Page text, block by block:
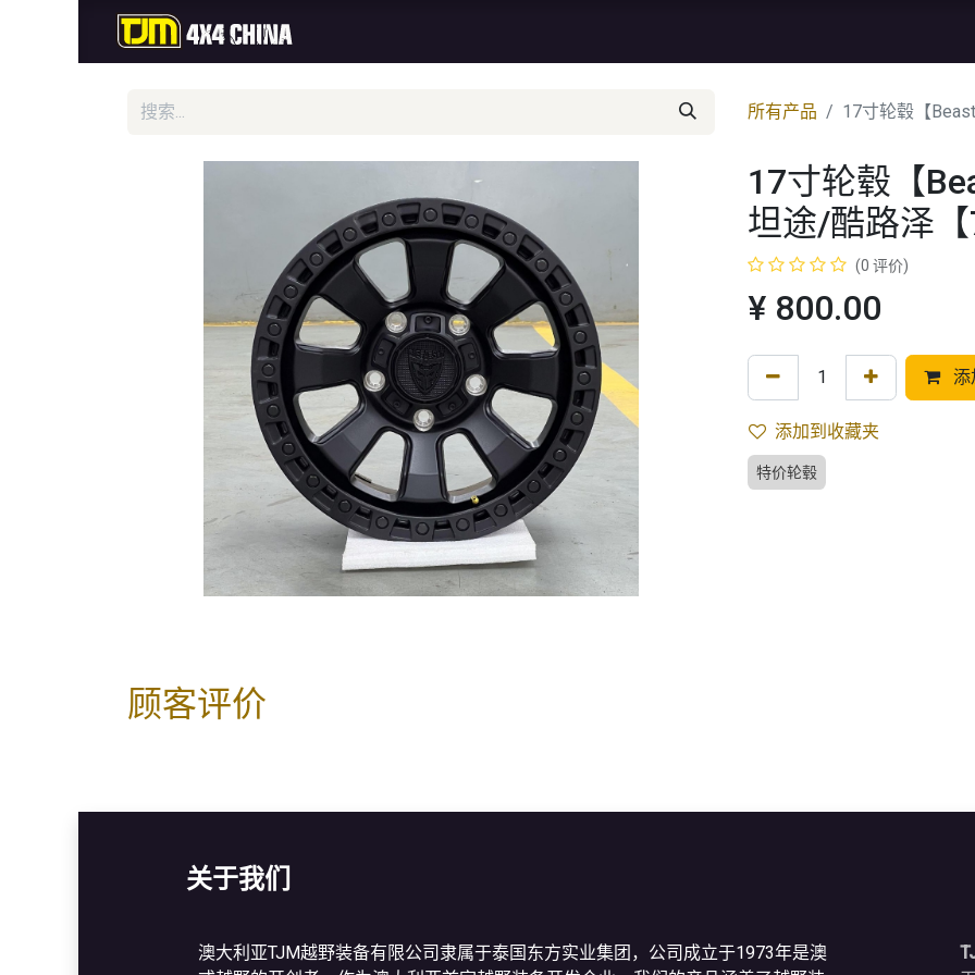
所有产品 17寸轮毂【
17寸轮毂【
坦途/酷路泽
(0 评价)
¥ 800.00
添
添加到收藏夹
特价轮毂
顾客评价
关于我们
澳大利亚TJM越野装备有限公司隶属于泰国东方实业集团，公司成立于1973年是澳